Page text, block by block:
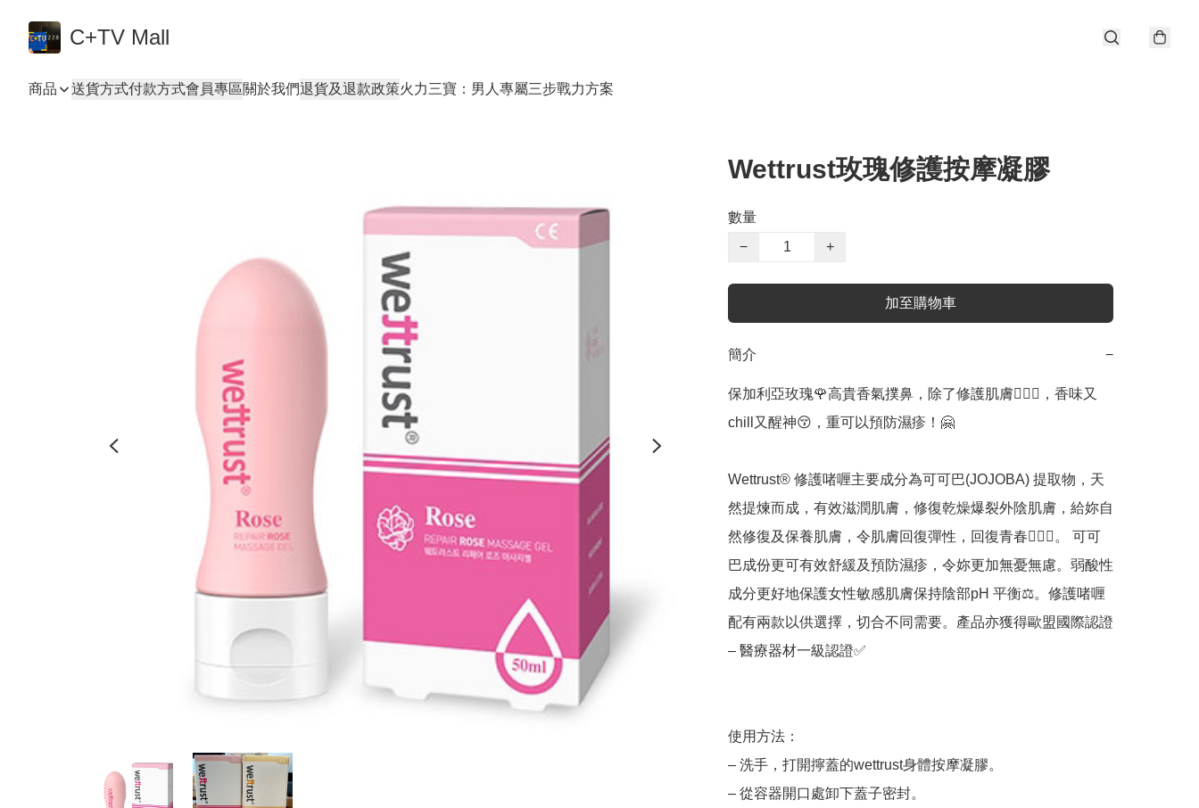
C+TV Mall
商品 送貨方式付款方式會員專區關於我們退貨及退款政策火力三寶：男人專屬三步戰力方案
Wettrust玫瑰修護按摩凝膠
數量
−
+
加至購物車
簡介 −
保加利亞玫瑰🌹高貴香氣撲鼻，除了修護肌膚🧖🏻‍♀️，香味又
chill又醒神😚，重可以預防濕疹！🤗
Wettrust® 修護啫喱主要成分為可可巴(JOJOBA) 提取物，天
然提煉而成，有效滋潤肌膚，修復乾燥爆裂外陰肌膚，給妳自
然修復及保養肌膚，令肌膚回復彈性，回復青春🧏🏻‍♀️。 可可
巴成份更可有效舒緩及預防濕疹，令妳更加無憂無慮。弱酸性
成分更好地保護女性敏感肌膚保持陰部pH 平衡⚖️。修護啫喱
配有兩款以供選擇，切合不同需要。產品亦獲得歐盟國際認證
– 醫療器材一級認證✅
使用方法：
– 洗手，打開擰蓋的wettrust身體按摩凝膠。
– 從容器開口處卸下蓋子密封。